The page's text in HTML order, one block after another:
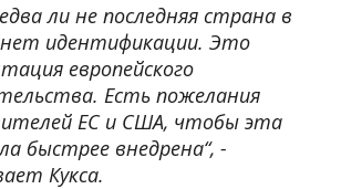
ли не последняя страна в
нет идентификации. Это
европейского
Есть пожелания
ЕС и США, чтобы эта
быстрее внедрена“, -
Кукса.